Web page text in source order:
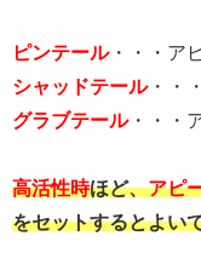
ピンテール・・・ア
シャッドテール・・
グラブテール・・・
高活性時ほど、アピ
をセットするとよい